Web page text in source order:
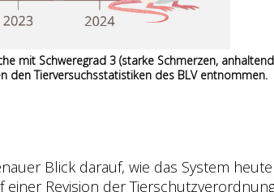
mit Schweregrad 3 (starke Schmerzen,
den Tierversuchsstatistiken des BLV entnommen.
Blick darauf, wie das System
einer Revision der